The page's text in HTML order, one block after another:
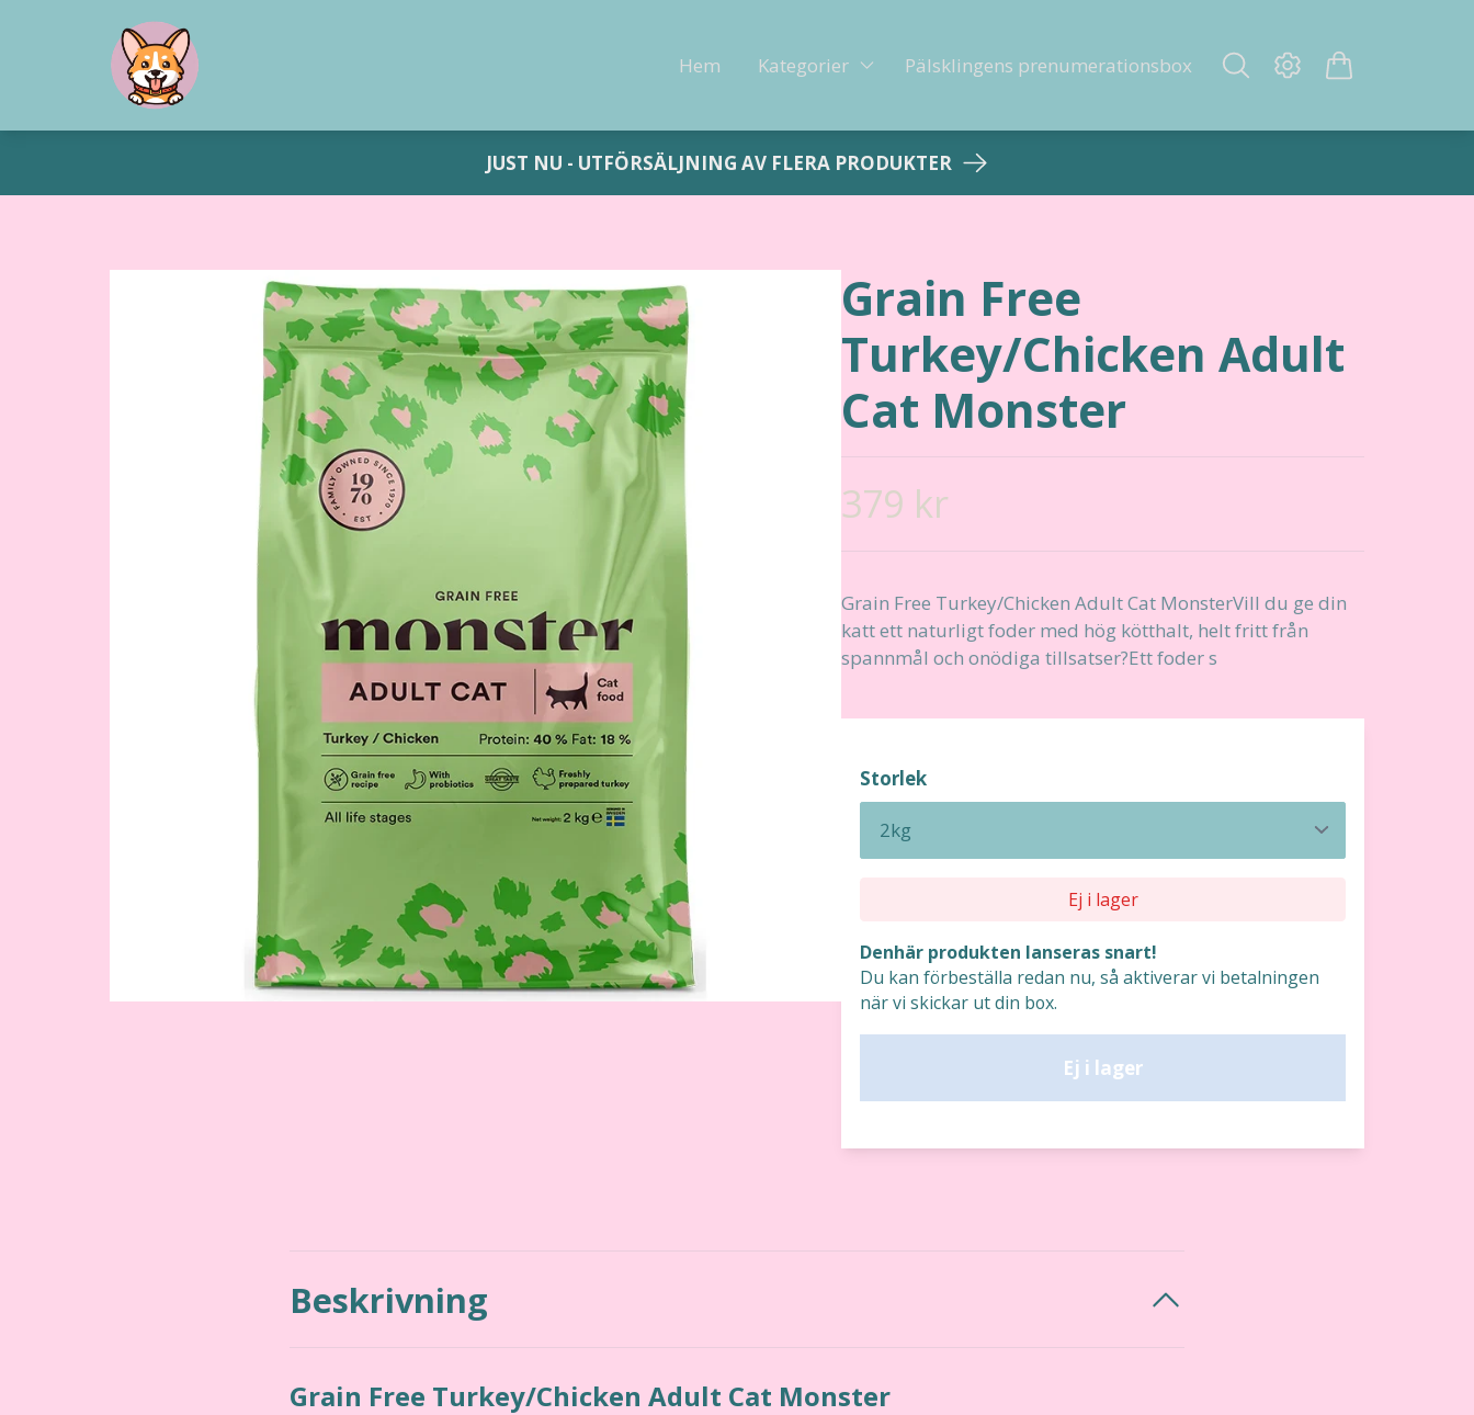
Hem Kategorier Pälsklingens prenumerationsbox
JUST NU - UTFÖRSÄLJNING AV FLERA PRODUKTER
Grain Free
Turkey/Chicken Adult
Cat Monster
379 kr
Grain Free Turkey/Chicken Adult Cat MonsterVill du ge din
katt ett naturligt foder med hög kötthalt, helt fritt från
spannmål och onödiga tillsatser?Ett foder s
Storlek
Ej i lager
Denhär produkten lanseras snart!
Du kan förbeställa redan nu, så aktiverar vi betalningen
när vi skickar ut din box.
Ej i lager
Beskrivning
Grain Free Turkey/Chicken Adult Cat Monster